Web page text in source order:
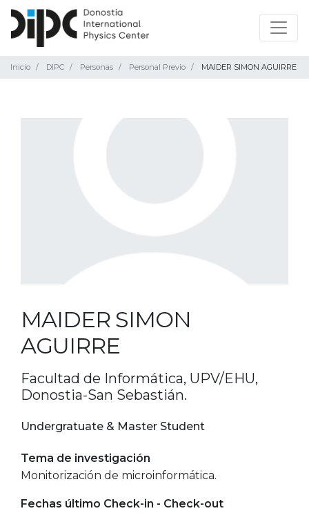
Inicio DIPC Personas Personal Previo MAIDER SIMON AGUIRRE
MAIDER SIMON
AGUIRRE
Facultad de Informática, UPV/EHU,
Donostia-San Sebastián.
Undergratuate & Master Student
Tema de investigación
Monitorización de microinformática.
Fechas último Check-in - Check-out